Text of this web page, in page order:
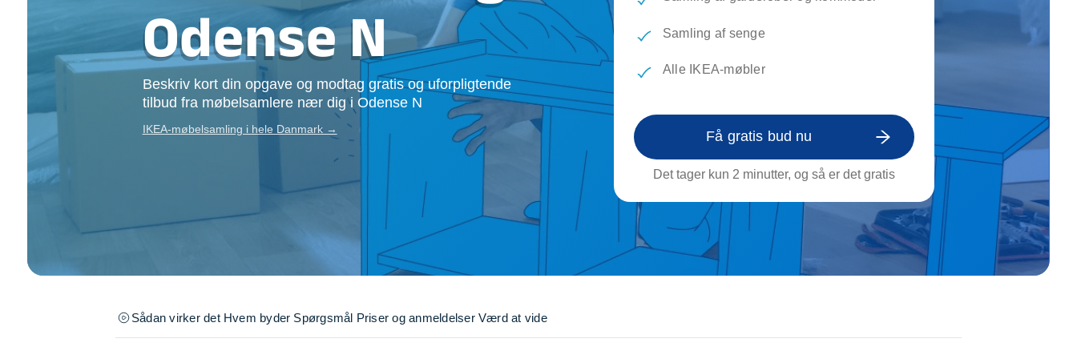
Opsætning af skillevæg
Rengøring
Tømrer
Træfældning
Transport af genstande
Tunge løft
TV installation og opsætning
Underholdning
Vinduespudsning VVS
Se alle...
Odense N
Beskriv kort din opgave og modtag gratis og uforpligtende
tilbud fra møbelsamlere nær dig i Odense N
IKEA-møbelsamling i hele Danmark →
Samling af senge
Alle IKEA-møbler
Få gratis bud nu
Det tager kun 2 minutter, og så er det gratis
Sådan virker det Hvem byder Spørgsmål Priser og anmeldelser Værd at vide